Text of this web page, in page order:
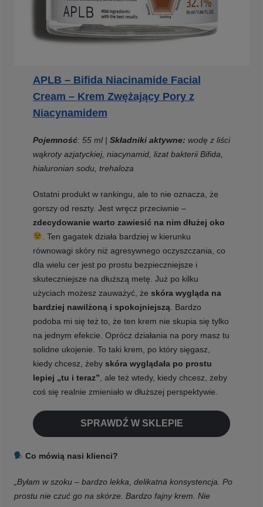
APLB – Bifida Niacinamide Facial
Cream – Krem Zwężający Pory z
Niacynamidem
Pojemność: 55 ml | Składniki aktywne: wodę z liści
wąkroty azjatyckiej, niacynamid, lizat bakterii Bifida,
hialuronian sodu, trehaloza
Ostatni produkt w rankingu, ale to nie oznacza, że
gorszy od reszty. Jest wręcz przeciwnie –
zdecydowanie warto zawiesić na nim dłużej oko
. Ten gagatek działa bardziej w kierunku
równowagi skóry niż agresywnego oczyszczania, co
dla wielu cer jest po prostu bezpieczniejsze i
skuteczniejsze na dłuższą metę. Już po kilku
użyciach możesz zauważyć, że skóra wygląda na
bardziej nawilżoną i spokojniejszą. Bardzo
podoba mi się też to, że ten krem nie skupia się tylko
na jednym efekcie. Oprócz działania na pory masz tu
solidne ukojenie. To taki krem, po który sięgasz,
kiedy chcesz, żeby skóra wyglądała po prostu
lepiej „tu i teraz” , ale też wtedy, kiedy chcesz, żeby
coś się realnie zmieniało w dłuższej perspektywie.
SPRAWDŹ W SKLEPIE
Co mówią nasi klienci?
„Byłam w szoku – bardzo lekka, delikatna konsystencja. Po
prostu nie czuć go na skórze. Bardzo fajny krem. Nie